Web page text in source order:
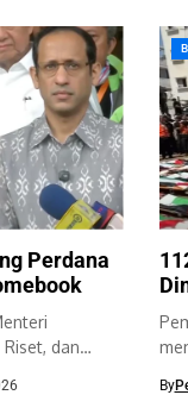
Perdana
dan
By